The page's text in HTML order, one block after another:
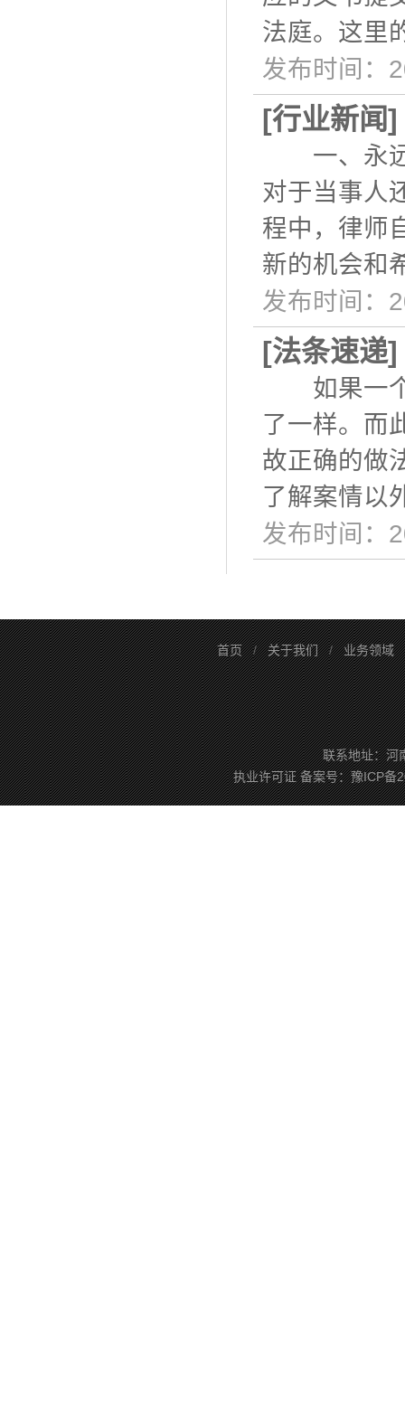
法庭。这里
发布时间：
[行业新闻]
一、永远
对于当事
程中，律师
新的机会和
发布时间：
[法条速递]
如果一个
了一样。而
故正确的做
了解案情以
发布时间：
首页/关于我们/业务领域
联系地址：河南
执业许可证备案号：豫ICP备